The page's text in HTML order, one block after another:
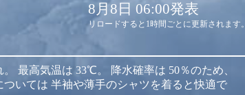
8月8日 06:00発表
リロードすると1時間ごとに更新されます。
最高気温は 33℃。 降水確率は 50％のため、
ついては 半袖や薄手のシャツを着ると快適で